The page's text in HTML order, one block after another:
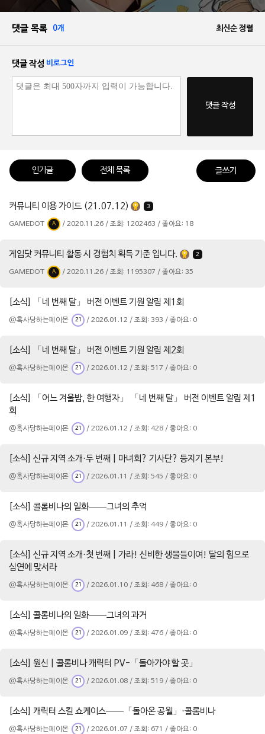
댓글 목록 0개 최신순 정렬
댓글 작성 비로그인
댓글 작성
인기글 전체 목록 글쓰기
커뮤니티 이용 가이드 (21.07.12) 3
GAMEDOT A / 2020.11.26 / 조회: 1202463 / 좋아요: 18
게임닷 커뮤니티 활동 시 경험치 획득 기준 입니다. 2
GAMEDOT A / 2020.11.26 / 조회: 1195307 / 좋아요: 35
[소식] 「네 번째 달」 버전 이벤트 기원 알림 제1회
@혹사당하는페이몬 21 / 2026.01.12 / 조회: 393 / 좋아요: 0
[소식] 「네 번째 달」 버전 이벤트 기원 알림 제2회
@혹사당하는페이몬 21 / 2026.01.12 / 조회: 517 / 좋아요: 0
[소식] 「어느 겨울밤, 한 여행자」 「네 번째 달」 버전 이벤트 알림 제1
회
@혹사당하는페이몬 21 / 2026.01.12 / 조회: 428 / 좋아요: 0
[소식] 신규 지역 소개·두 번째 | 마녀회? 기사단? 등지기 본부!
@혹사당하는페이몬 21 / 2026.01.11 / 조회: 545 / 좋아요: 0
[소식] 콜롬비나의 일화——그녀의 추억
@혹사당하는페이몬 21 / 2026.01.11 / 조회: 449 / 좋아요: 0
[소식] 신규 지역 소개·첫 번째 | 가라! 신비한 생물들이여! 달의 힘으로
심연에 맞서라
@혹사당하는페이몬 21 / 2026.01.10 / 조회: 468 / 좋아요: 0
[소식] 콜롬비나의 일화——그녀의 과거
@혹사당하는페이몬 21 / 2026.01.09 / 조회: 476 / 좋아요: 0
[소식] 원신 | 콜롬비나 캐릭터 PV-「돌아가야 할 곳」
@혹사당하는페이몬 21 / 2026.01.08 / 조회: 519 / 좋아요: 0
[소식] 캐릭터 스킬 쇼케이스——「돌아온 공월」·콜롬비나
@혹사당하는페이몬 21 / 2026.01.07 / 조회: 671 / 좋아요: 0